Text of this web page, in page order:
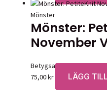
Mönster
Mönster:
November
Betygsatt0av 5
75,00kr LÄGG